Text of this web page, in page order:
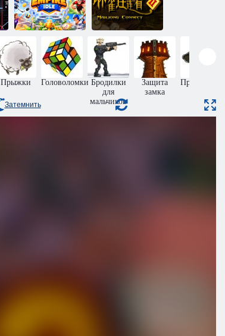
Пасс мяча 3D
Фанатичный
баскетбол
Маленькая
спортивная
империя
Коннект 2
Прыжки Головоломки Бродилки
для
мальчиков
Защита
замка
Затемнить